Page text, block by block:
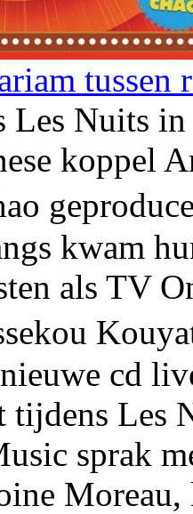
tussen
Les Nuits
koppel
kwam
als TV
cd
tijdens Les
sprak
Moreau,